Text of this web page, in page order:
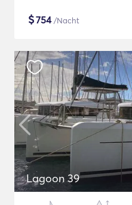
$754/Nacht
Lagoon 39